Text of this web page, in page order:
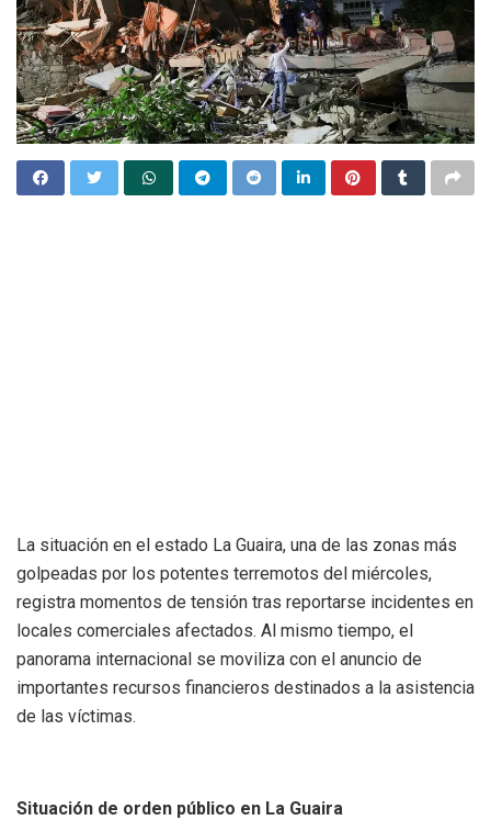
La situación en el estado La Guaira, una de las zonas más
golpeadas por los potentes terremotos del miércoles,
registra momentos de tensión tras reportarse incidentes en
locales comerciales afectados. Al mismo tiempo, el
panorama internacional se moviliza con el anuncio de
importantes recursos financieros destinados a la asistencia
de las víctimas.
Situación de orden público en La Guaira